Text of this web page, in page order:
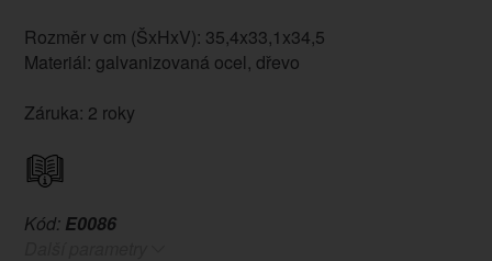
Rozměr v cm (ŠxHxV): 35,4x33,1x34,5
Materiál: galvanizovaná ocel, dřevo
Záruka: 2 roky
Kód: E0086